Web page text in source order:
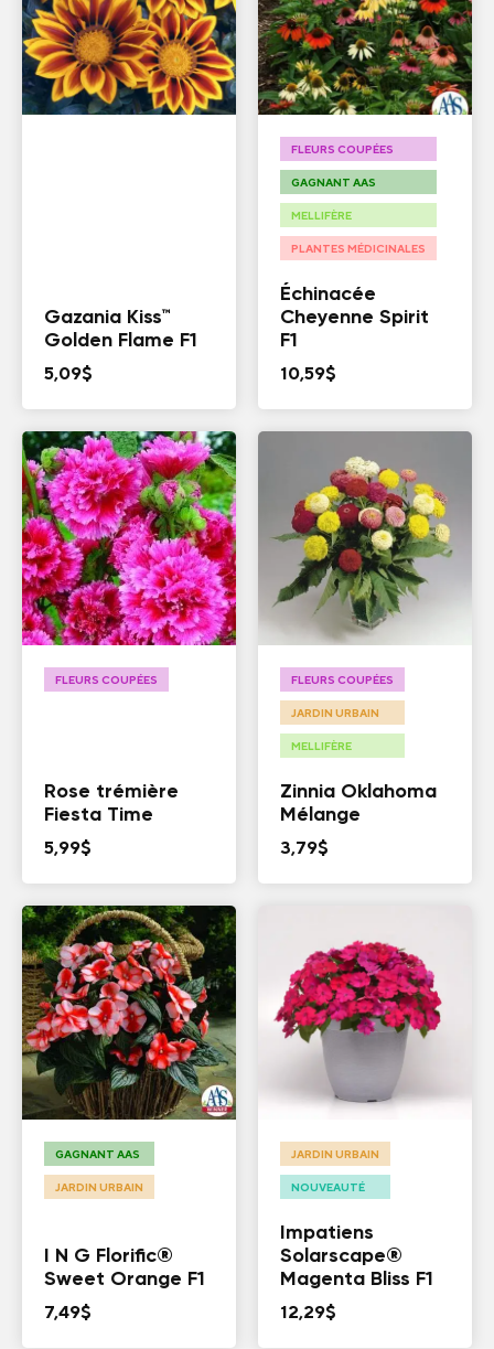
Gazania Kiss™
Golden Flame F1
5,09$
FLEURS COUPÉES
GAGNANT AAS
MELLIFÈRE
PLANTES MÉDICINALES
Échinacée
Cheyenne Spirit
F1
10,59$
FLEURS COUPÉES
Rose trémière
Fiesta Time
5,99$
FLEURS COUPÉES
JARDIN URBAIN
MELLIFÈRE
Zinnia Oklahoma
Mélange
3,79$
GAGNANT AAS
JARDIN URBAIN
I N G Florific®
Sweet Orange F1
7,49$
JARDIN URBAIN
NOUVEAUTÉ
Impatiens
Solarscape®
Magenta Bliss F1
12,29$